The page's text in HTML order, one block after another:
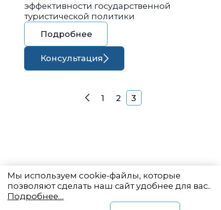
эффективности государственной
туристической политики
Подробнее
Консультация
Навигация по
Назад
1 2 3
Мы используем cookie-файлы, которые
позволяют сделать наш сайт удобнее для вас..
Подробнее…